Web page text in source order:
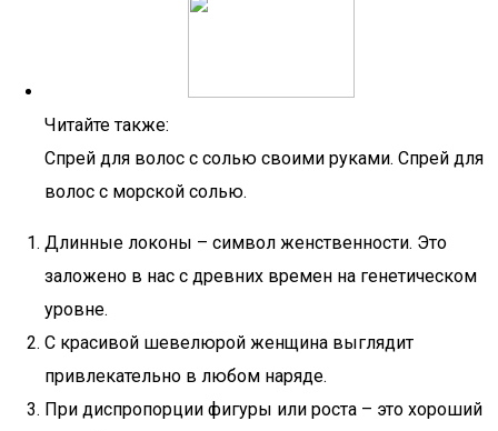
Читайте также:
Спрей для волос с солью своими руками. Спрей для
волос с морской солью.
Длинные локоны – символ женственности. Это
заложено в нас с древних времен на генетическом
уровне.
С красивой шевелюрой женщина выглядит
привлекательно в любом наряде.
При диспропорции фигуры или роста – это хороший